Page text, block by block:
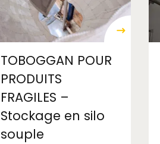
TOBOGGAN POUR
PRODUITS
FRAGILES –
Stockage en silo
souple